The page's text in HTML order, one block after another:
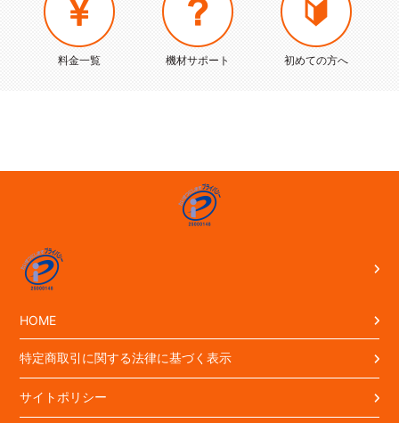
料金一覧 機材サポート 初めての方へ
HOME
特定商取引に関する法律に基づく表示
サイトポリシー